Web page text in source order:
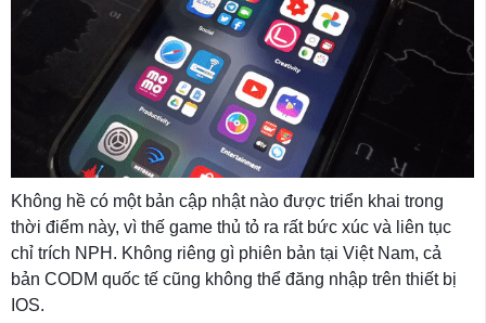
Không hề có một bản cập nhật nào được triển khai trong
thời điểm này, vì thế game thủ tỏ ra rất bức xúc và liên tục
chỉ trích NPH. Không riêng gì phiên bản tại Việt Nam, cả
bản CODM quốc tế cũng không thể đăng nhập trên thiết bị
IOS.